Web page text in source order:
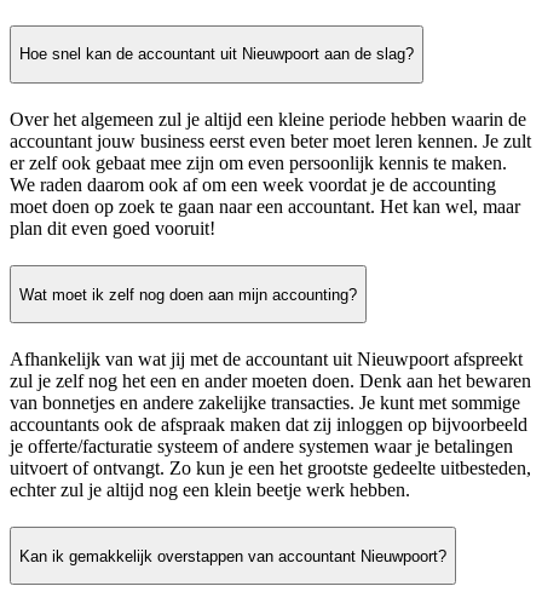
Hoe snel kan de accountant uit Nieuwpoort aan de slag?
Over het algemeen zul je altijd een kleine periode hebben waarin de
accountant jouw business eerst even beter moet leren kennen. Je zult
er zelf ook gebaat mee zijn om even persoonlijk kennis te maken.
We raden daarom ook af om een week voordat je de accounting
moet doen op zoek te gaan naar een accountant. Het kan wel, maar
plan dit even goed vooruit!
Wat moet ik zelf nog doen aan mijn accounting?
Afhankelijk van wat jij met de accountant uit Nieuwpoort afspreekt
zul je zelf nog het een en ander moeten doen. Denk aan het bewaren
van bonnetjes en andere zakelijke transacties. Je kunt met sommige
accountants ook de afspraak maken dat zij inloggen op bijvoorbeeld
je offerte/facturatie systeem of andere systemen waar je betalingen
uitvoert of ontvangt. Zo kun je een het grootste gedeelte uitbesteden,
echter zul je altijd nog een klein beetje werk hebben.
Kan ik gemakkelijk overstappen van accountant Nieuwpoort?